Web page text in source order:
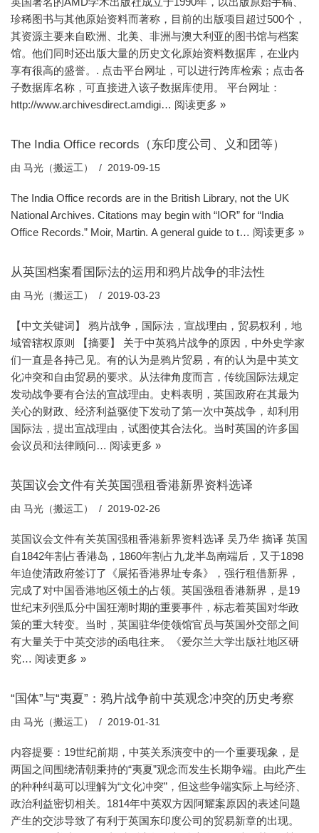
珍稀图书与其他原始资料而著称，目前的出版项目超过500个，
其资源主要来自欧洲、北美、非洲与澳大利亚的图书馆与档案
馆。他们同时还出版大量的历史文化原始资料数据库，在业内
享有很高的盛誉。. 点击平台网址，可以进行跨库检索；点击各
子数据库名称，可直接进入该子数据库使用。 平台网址：
http://www.archivesdirect.amdigi… 阅读更多 »
The India Office records（东印度公司、义和团等）
由 马光（搬运工） 2019-09-15
The India Office records are in the British Library, not the UK
National Archives. Citations may begin with “IOR” for “India
Office Records.” Moir, Martin. A general guide to t… 阅读更多 »
从英国档案看国际法的运用和鸦片战争的非法性
由 马光（搬运工） 2019-03-23
【中文关键词】 鸦片战争，国际法，宣战理由，贸易权利，地
域管辖权原则 【摘要】 关于中英鸦片战争的原因，中外史学家
们一直是各持己见。有的认为是鸦片贸易，有的认为是中英文
化冲突和自由贸易的要求。从法律角度而言，传统国际法规定
发动战争要有合法的宣战理由。史料表明，英国政府在其最为
关心的财政、经济利益驱使下发动了第一次中英战争，却利用
国际法，提出宣战理由，试图使其合法化。当时英国的许多国
会议员和法律顾问… 阅读更多 »
英国议会文件有关英国强租香港新界资料选译
由 马光（搬运工） 2019-02-26
英国议会文件有关英国强租香港新界资料选译 吴乃华 摘译 英国
自1842年割占香港岛，1860年割占九龙半岛南端后，又于1898
年迫使清政府签订了《展拓香港界址专条》，强行租借新界，
完成了对中国香港地区领土的占领。英国强租香港新界，是19
世纪末列强瓜分中国狂潮时期的重要事件，标志着英国对华政
策的重大转变。当时，英国驻华使领馆官员与英国外交部之间
有大量关于中英交涉的函电往来。《爱尔兰大学出版社地区研
究… 阅读更多 »
“国体”与“夷夏”：鸦片战争前中英观念冲突的历史考察
由 马光（搬运工） 2019-01-31
内容提要：19世纪前期，中英关系演变中的一个重要现象，是
两国之间围绕清朝秉持的“夷夏”观念而发生长期争端。由此产生
的种种纠葛可以理解为“文化冲突”，但这些争端实际上与经济、
政治利益密切相关。1814年中英双方因阿耀案原因的表述问题
产生的交涉导致了有利于英国东印度公司的贸易新章的出现。